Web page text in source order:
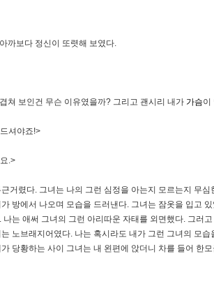
까보다 정신이 또렷해 보였다.
쳐 보인건 무슨 이유였을까? 그리고 괜시리 내가 가슴이
셔야죠!>
.>
거렸다. 그녀는 나의 그런 심정을 아는지 모르는지 무
방에서 나오며 모습을 드러낸다. 그녀는 잠옷을 입고
는 애써 그녀의 그런 아리따운 자태를 외면했다. 그러
노브래지어였다. 나는 혹시라도 내가 그런 그녀의 모
당황하는 사이 그녀는 내 왼편에 앉더니 차를 들어 한